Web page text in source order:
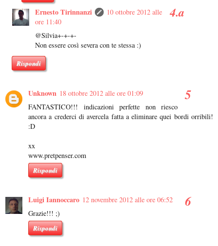
Ernesto Tirinnanzi
10 ottobre 2012 alle
ore 11:40
@Silvia+-+-+-
Non essere così severa con te stessa :)
Rispondi
Unknown 18 ottobre 2012 alle ore 01:09
FANTASTICO!!! indicazioni perfette non riesco
ancora a crederci di avercela fatta a eliminare quei bordi orribili!
:D
xx
www.pretpenser.com
Rispondi
Luigi Iannoccaro 12 novembre 2012 alle ore 06:52
Grazie!!! ;)
Rispondi